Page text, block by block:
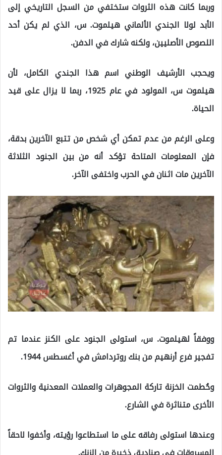
وربما كانت هذه الثروات ستختفي من السجل التاريخي إلى
الأبد لولا الجندي الألماني هيلموت. س، الذي لم يكن أحد
اللصوص الأصليين، ولكنه شارك في الدفن.
ويحجب الأرشيف الوطني اسم هذا الجندي الكامل، لأن
هيلموت س، المولود في عام 1925، ربما لا يزال على قيد
الحياة.
وعلى الرغم من عدم تمكن أي شخص من تتبع الآخرين بدقة،
فإن المعلومات المتاحة تؤكد أنه من بين الجنود الثلاثة
الآخرين مات اثنان في الحرب واختفى الآخر.
ووفقاً لهيلموت. س، استولى الجنود على الكنز عندما تم
تفجير فرع أرنهيم من بنك روتردامش في أغسطس 1944.
وحُطمت الخزنة تاركة المجوهرات والعملات المعدنية والثروات
الأخرى متناثرة في الشارع.
وعندها استولى رفاقه على ما استطاعوا رؤيته، وأخفوا لاحقاً